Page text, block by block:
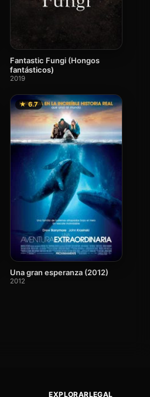
Fantastic Fungi (Hongos
fantásticos)
2019
★ 6.7
Una gran esperanza (2012)
2012
EXPLORARLEGAL